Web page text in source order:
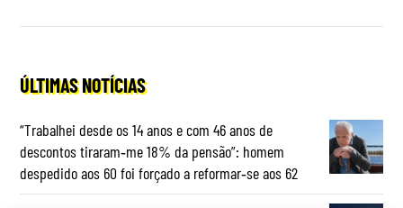
ÚLTIMAS NOTÍCIAS
“Trabalhei desde os 14 anos e com 46 anos de
descontos tiraram‑me 18% da pensão”: homem
despedido aos 60 foi forçado a reformar‑se aos 62